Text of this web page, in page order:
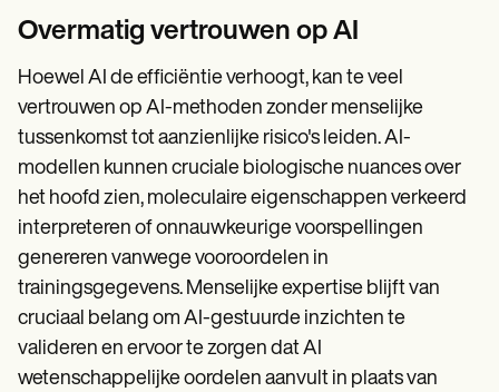
Overmatig vertrouwen op AI
Hoewel AI de efficiëntie verhoogt, kan te veel
vertrouwen op AI-methoden zonder menselijke
tussenkomst tot aanzienlijke risico's leiden. AI-
modellen kunnen cruciale biologische nuances over
het hoofd zien, moleculaire eigenschappen verkeerd
interpreteren of onnauwkeurige voorspellingen
genereren vanwege vooroordelen in
trainingsgegevens. Menselijke expertise blijft van
cruciaal belang om AI-gestuurde inzichten te
valideren en ervoor te zorgen dat AI
wetenschappelijke oordelen aanvult in plaats van